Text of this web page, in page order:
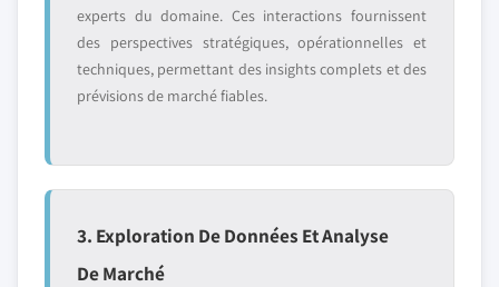
experts du domaine. Ces interactions fournissent
des perspectives stratégiques, opérationnelles et
techniques, permettant des insights complets et des
prévisions de marché fiables.
3. Exploration De Données Et Analyse
De Marché